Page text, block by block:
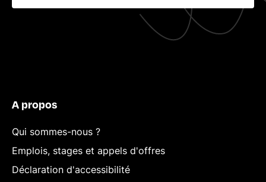
A propos
Qui sommes-nous ?
Emplois, stages et appels d'offres
Déclaration d'accessibilité